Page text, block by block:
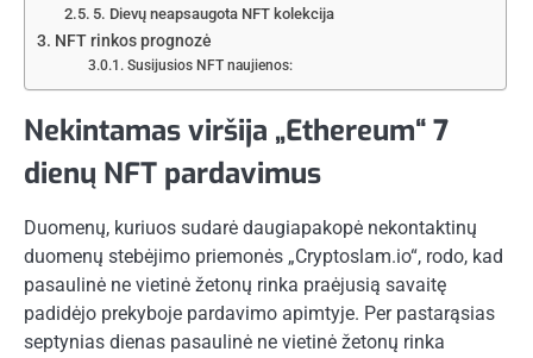
5. Dievų neapsaugota NFT kolekcija
NFT rinkos prognozė
Susijusios NFT naujienos:
Nekintamas viršija „Ethereum“ 7
dienų NFT pardavimus
Duomenų, kuriuos sudarė daugiapakopė nekontaktinų
duomenų stebėjimo priemonės „Cryptoslam.io“, rodo, kad
pasaulinė ne vietinė žetonų rinka praėjusią savaitę
padidėjo prekyboje pardavimo apimtyje. Per pastarąsias
septynias dienas pasaulinė ne vietinė žetonų rinka